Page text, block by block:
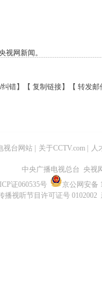
视网新闻。
纠错】【 复制链接】【 转发邮
视台网站 关于CCTV.com 人
中央广播电视总台 央视
证060535号
京公网安备
播视听节目许可证号 0102002